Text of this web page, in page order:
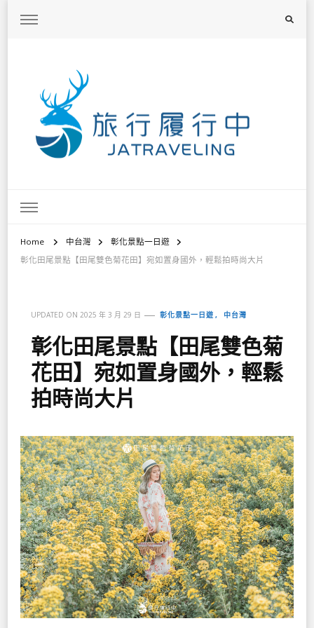
Home 中台灣
彰化景點一日遊
彰化田尾景點【田尾雙色菊花田】宛如置身國外，輕鬆拍時尚大片
UPDATED ON 2025 年 3 月 29 日 彰化景點一日遊 中台灣
彰化田尾景點【田尾雙色菊
花田】宛如置身國外，輕鬆
拍時尚大片